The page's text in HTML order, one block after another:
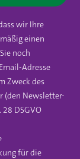
wir Ihre
einen
noch
Adresse
Zweck des
(den Newsletter-
DSGVO
für die